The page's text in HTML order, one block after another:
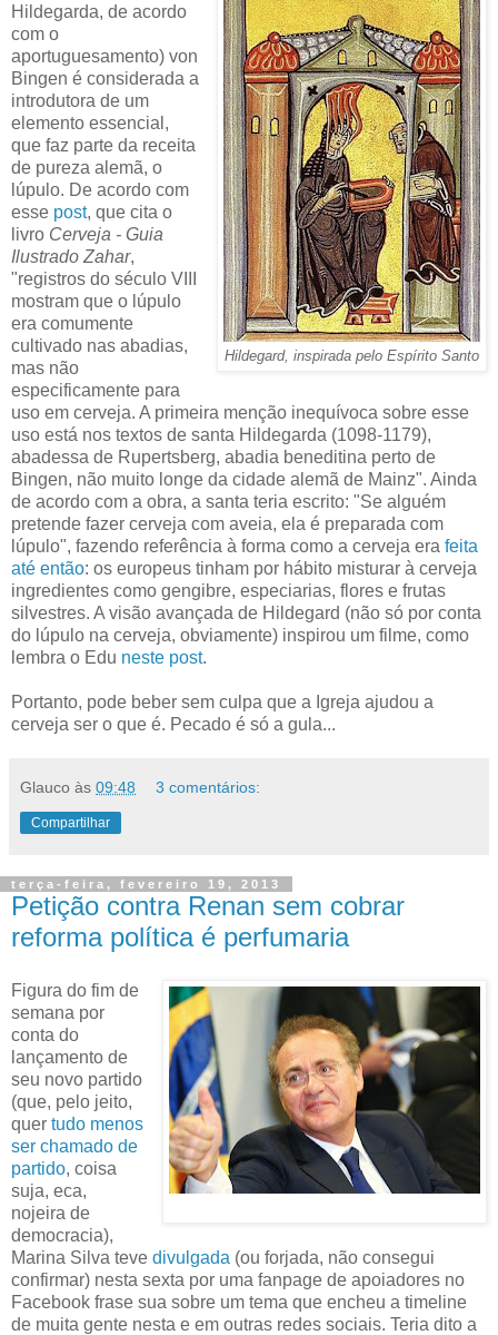
Hildegard, inspirada pelo Espírito Santo
Hildegarda, de acordo
com o
aportuguesamento) von
Bingen é considerada a
introdutora de um
elemento essencial,
que faz parte da receita
de pureza alemã, o
lúpulo. De acordo com
esse post, que cita o
livro Cerveja - Guia
Ilustrado Zahar,
"registros do século VIII
mostram que o lúpulo
era comumente
cultivado nas abadias,
mas não
especificamente para
uso em cerveja. A primeira menção inequívoca sobre esse
uso está nos textos de santa Hildegarda (1098-1179),
abadessa de Rupertsberg, abadia beneditina perto de
Bingen, não muito longe da cidade alemã de Mainz". Ainda
de acordo com a obra, a santa teria escrito: "Se alguém
pretende fazer cerveja com aveia, ela é preparada com
lúpulo", fazendo referência à forma como a cerveja era feita
até então: os europeus tinham por hábito misturar à cerveja
ingredientes como gengibre, especiarias, flores e frutas
silvestres. A visão avançada de Hildegard (não só por conta
do lúpulo na cerveja, obviamente) inspirou um filme, como
lembra o Edu neste post.
Portanto, pode beber sem culpa que a Igreja ajudou a
cerveja ser o que é. Pecado é só a gula...
Glauco às 09:48 3 comentários:
Compartilhar
terça-feira, fevereiro 19, 2013
Petição contra Renan sem cobrar
reforma política é perfumaria
Figura do fim de
semana por
conta do
lançamento de
seu novo partido
(que, pelo jeito,
quer tudo menos
ser chamado de
partido, coisa
suja, eca,
nojeira de
democracia),
Marina Silva teve divulgada (ou forjada, não consegui
confirmar) nesta sexta por uma fanpage de apoiadores no
Facebook frase sua sobre um tema que encheu a timeline
de muita gente nesta e em outras redes sociais. ‎Teria dito a